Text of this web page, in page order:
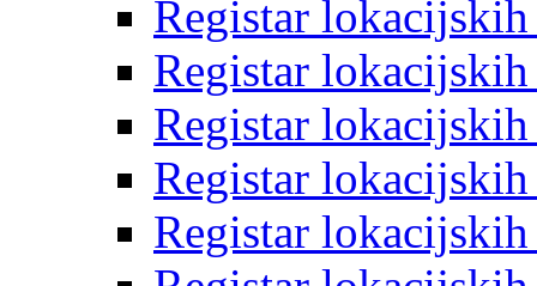
Registar
Registar
Registar
Registar
Registar